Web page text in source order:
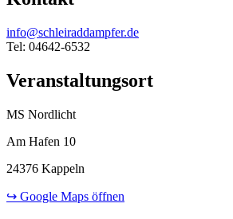
info@schleiraddampfer.de
Tel: 04642-6532
Veranstaltungsort
MS Nordlicht
Am Hafen 10
24376 Kappeln
↪ Google Maps öffnen